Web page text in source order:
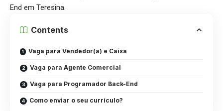
End em Teresina.
Contents
Vaga para Vendedor(a) e Caixa
Vaga para Agente Comercial
Vaga para Programador Back-End
Como enviar o seu currículo?